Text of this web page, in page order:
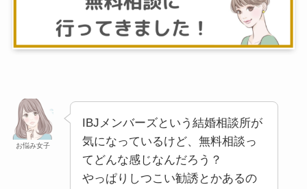
お悩み女子
IBJメンバーズという結婚相談所が
気になっているけど、無料相談っ
てどんな感じなんだろう？
やっぱりしつこい勧誘とかあるの